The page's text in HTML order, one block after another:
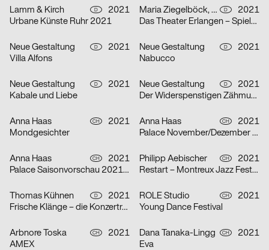
Lamm & Kirch D
2021
Urbane Künste Ruhr 2021
Maria Ziegelböck, Neue Gestaltung D
2021
Das Theater Erlangen – Spielzeit 2021/22
Neue Gestaltung D
2021
Villa Alfons
Neue Gestaltung D
2021
Nabucco
Neue Gestaltung D
2021
Kabale und Liebe
Neue Gestaltung D
2021
Der Widerspenstigen Zähmung
Anna Haas CH
2021
Mondgesichter
Anna Haas CH
2021
Palace November/Dezember 2021
Anna Haas CH
2021
Palace Saisonvorschau 2021/22
Philipp Aebischer CH
2021
Restart – Montreux Jazz Festival 2021
Thomas Kühnen D
2021
Frische Klänge – die Konzertreihe
ROLE Studio CH
2021
Young Dance Festival
Arbnore Toska CH
2021
AMEX
Dana Tanaka-Lingg CH
2021
Eva